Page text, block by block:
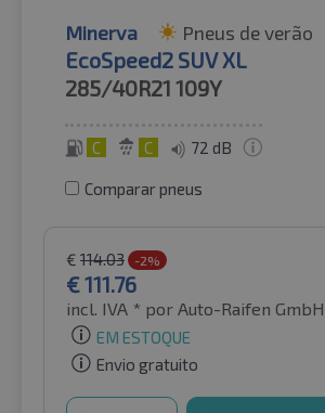
Minerva Pneus de verão
EcoSpeed2 SUV XL
285/40R21 109Y
C C 72 dB
Comparar pneus
€ 114.03 -2%
€111.76
incl. IVA * por Auto-Raifen GmbH
EM ESTOQUE
Envio gratuito